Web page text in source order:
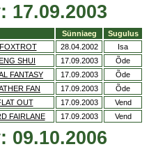
17.09.2003
Sünniaeg
Sugulus
28.04.2002
Isa
SHUI 17.09.2003
Õde
FANTASY 17.09.2003
Õde
FAN 17.09.2003
Õde
OUT 17.09.2003
Vend
FAIRLANE 17.09.2003 Vend
09.10.2006